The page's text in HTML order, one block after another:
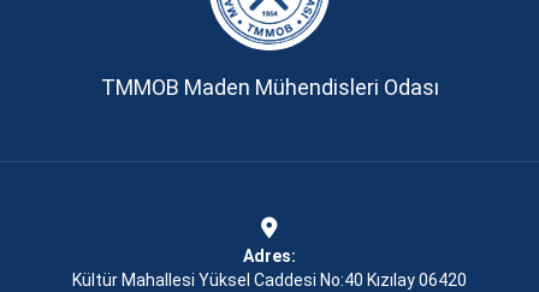
TMMOB Maden Mühendisleri Odası
Adres:
Kültür Mahallesi Yüksel Caddesi No:40 Kızılay 06420